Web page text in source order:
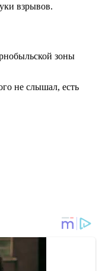
взрывов.
зоны
не слышал, есть